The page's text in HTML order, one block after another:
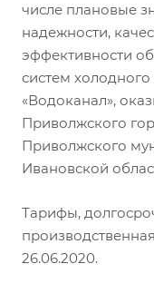
числе плановые
надежности,
эффективности
систем
«Водоканал»,
Приволжского
Приволжского
Ивановской
Тарифы,
26.06.2020.